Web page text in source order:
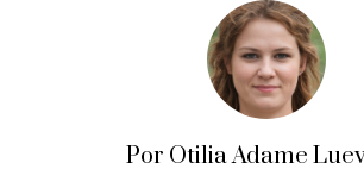
Por Otilia Adame